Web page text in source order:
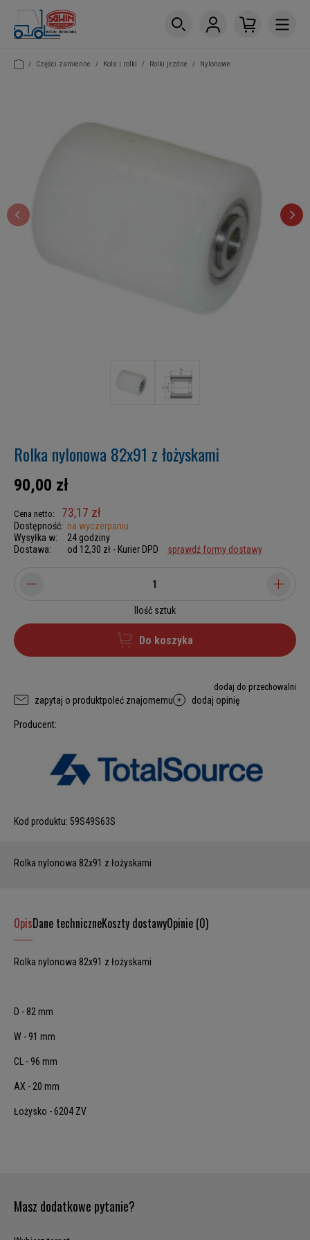
/ Części zamienne / Koła i rolki / Rolki jezdne / Nylonowe
Rolka nylonowa 82x91 z łożyskami
90,00 zł
Cena netto: 73,17 zł
Dostępność: na wyczerpaniu
Wysyłka w:
24 godziny
Dostawa:
od 12,30 zł - Kurier DPD sprawdź formy dostawy
Ilość sztuk
Do koszyka
dodaj do przechowalni
zapytaj o produktpoleć znajomemu dodaj opinię
Producent:
Kod produktu: 59S49S63S
Rolka nylonowa 82x91 z łożyskami
OpisDane techniczneKoszty dostawyOpinie (0)
Rolka nylonowa 82x91 z łożyskami
D - 82 mm
W - 91 mm
CL - 96 mm
AX - 20 mm
Łożysko - 6204 ZV
Masz dodatkowe pytanie?